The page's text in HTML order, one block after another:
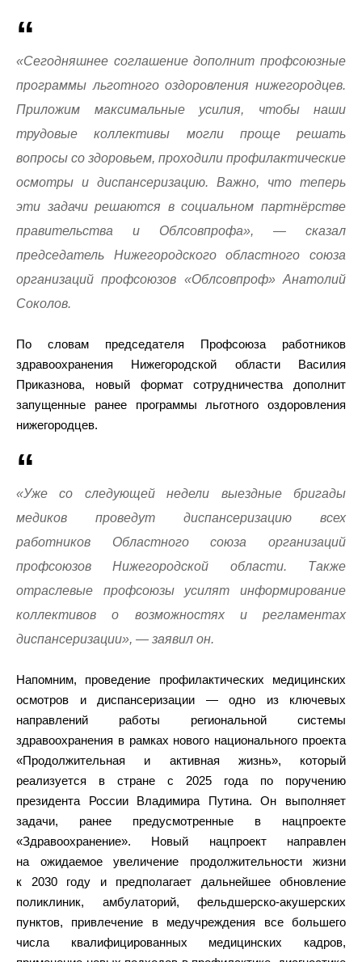
«Сегодняшнее соглашение дополнит профсоюзные
программы льготного оздоровления нижегородцев.
Приложим максимальные усилия, чтобы наши
трудовые коллективы могли проще решать
вопросы со здоровьем, проходили профилактические
осмотры и диспансеризацию. Важно, что теперь
эти задачи решаются в социальном партнёрстве
правительства и Облсовпрофа», — сказал
председатель Нижегородского областного союза
организаций профсоюзов «Облсовпроф» Анатолий
Соколов.
По словам председателя Профсоюза работников
здравоохранения Нижегородской области Василия
Приказнова, новый формат сотрудничества дополнит
запущенные ранее программы льготного оздоровления
нижегородцев.
«Уже со следующей недели выездные бригады
медиков проведут диспансеризацию всех
работников Областного союза организаций
профсоюзов Нижегородской области. Также
отраслевые профсоюзы усилят информирование
коллективов о возможностях и регламентах
диспансеризации», — заявил он.
Напомним, проведение профилактических медицинских
осмотров и диспансеризации — одно из ключевых
направлений работы региональной системы
здравоохранения в рамках нового национального проекта
«Продолжительная и активная жизнь», который
реализуется в стране с 2025 года по поручению
президента России Владимира Путина. Он выполняет
задачи, ранее предусмотренные в нацпроекте
«Здравоохранение». Новый нацпроект направлен
на ожидаемое увеличение продолжительности жизни
к 2030 году и предполагает дальнейшее обновление
поликлиник, амбулаторий, фельдшерско-акушерских
пунктов, привлечение в медучреждения все большего
числа квалифицированных медицинских кадров,